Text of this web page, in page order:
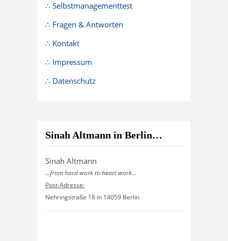
∴ Selbstmanagementtest
∴ Fragen & Antworten
∴ Kontakt
∴ Impressum
∴ Datenschutz
Sinah Altmann in Berlin…
Sinah Altmann
...from hard work to heart work...
Post-Adresse:
Nehringstraße 18 in 14059 Berlin